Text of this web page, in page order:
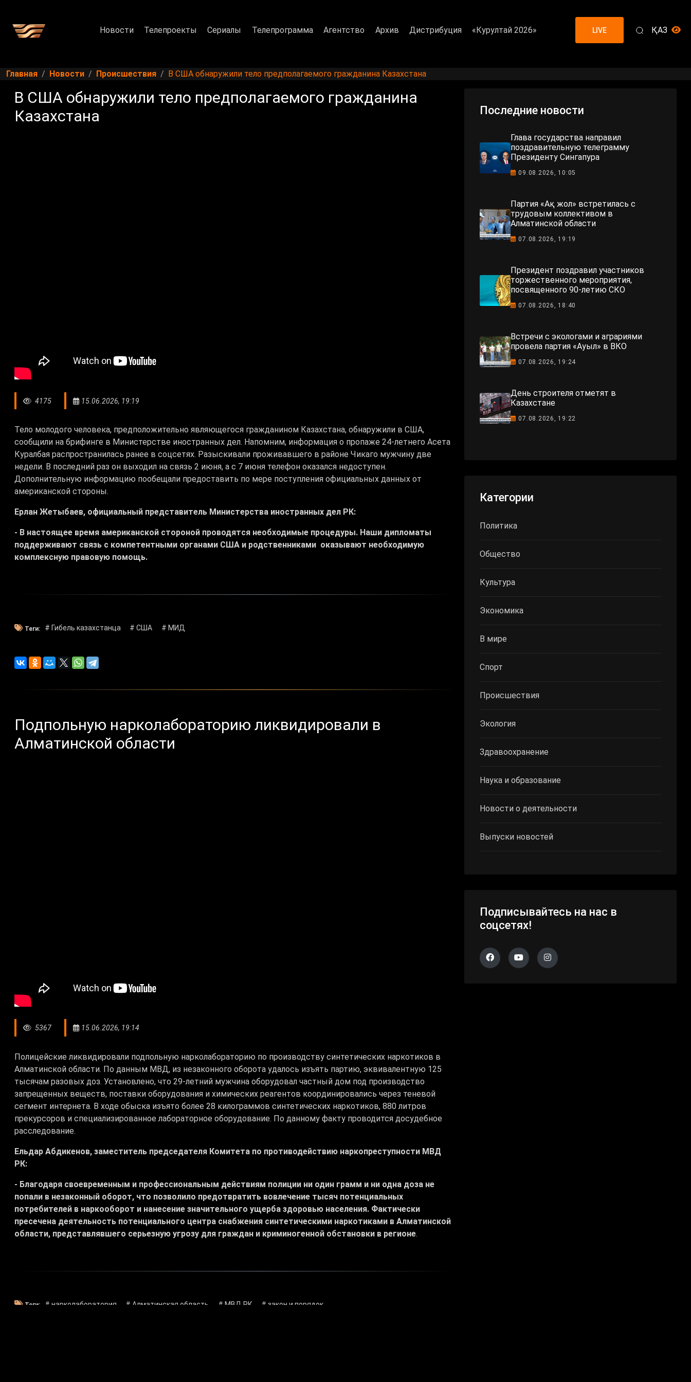
Новости Телепроекты Сериалы Телепрограмма Агентство Архив Дистрибуция «Курултай 2026» LIVE ҚАЗ
Главная Новости Происшествия В США обнаружили тело предполагаемого гражданина Казахстана
В США обнаружили тело предполагаемого гражданина
Казахстана
4175 15.06.2026, 19:19
Тело молодого человека, предположительно являющегося гражданином Казахстана, обнаружили в США,
сообщили на брифинге в Министерстве иностранных дел. Напомним, информация о пропаже 24-летнего Асета
Куралбая распространилась ранее в соцсетях. Разыскивали проживавшего в районе Чикаго мужчину две
недели. В последний раз он выходил на связь 2 июня, а с 7 июня телефон оказался недоступен.
Дополнительную информацию пообещали предоставить по мере поступления официальных данных от
американской стороны.
Ерлан Жетыбаев, официальный представитель Министерства иностранных дел РК:
- В настоящее время американской стороной проводятся необходимые процедуры. Наши дипломаты
поддерживают связь с компетентными органами США и родственниками оказывают необходимую
комплексную правовую помощь.
Теги: # Гибель казахстанца # США # МИД
Подпольную нарколабораторию ликвидировали в
Алматинской области
5367 15.06.2026, 19:14
Полицейские ликвидировали подпольную нарколабораторию по производству синтетических наркотиков в
Алматинской области. По данным МВД, из незаконного оборота удалось изъять партию, эквивалентную 125
тысячам разовых доз. Установлено, что 29-летний мужчина оборудовал частный дом под производство
запрещенных веществ, поставки оборудования и химических реагентов координировались через теневой
сегмент интернета. В ходе обыска изъято более 28 килограммов синтетических наркотиков, 880 литров
прекурсоров и специализированное лабораторное оборудование. По данному факту проводится досудебное
расследование.
Ельдар Абдикенов, заместитель председателя Комитета по противодействию наркопреступности МВД
РК:
- Благодаря своевременным и профессиональным действиям полиции ни один грамм и ни одна доза не
попали в незаконный оборот, что позволило предотвратить вовлечение тысяч потенциальных
потребителей в наркооборот и нанесение значительного ущерба здоровью населения. Фактически
пресечена деятельность потенциального центра снабжения синтетическими наркотиками в Алматинской
области, представлявшего серьезную угрозу для граждан и криминогенной обстановки в регионе.
Теги: # нарколаборатория # Алматинская область # МВД РК # закон и порядок
Последние новости
Глава государства направил
поздравительную телеграмму
Президенту Сингапура
09.08.2026, 10:05
Партия «Ақ жол» встретилась с
трудовым коллективом в
Алматинской области
07.08.2026, 19:19
Президент поздравил участников
торжественного мероприятия,
посвященного 90-летию СКО
07.08.2026, 18:40
Встречи с экологами и аграриями
провела партия «Ауыл» в ВКО
07.08.2026, 19:24
День строителя отметят в
Казахстане
07.08.2026, 19:22
Категории
Политика
Общество
Культура
Экономика
В мире
Спорт
Происшествия
Экология
Здравоохранение
Наука и образование
Новости о деятельности
Выпуски новостей
Подписывайтесь на нас в
соцсетях!